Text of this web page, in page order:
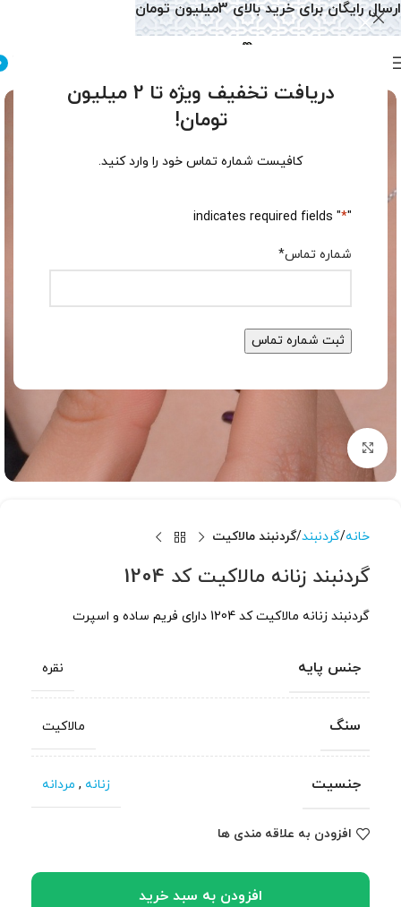
دریافت تخفیف ویژه تا 2 میلیون
تومان!
کافیست شماره تماس خود را وارد کنید.
"
*
" indicates required fields
شماره تماس*
برای بزرگنمایی کلیک کنید
خانه گردنبند گردنبند مالاکیت
گردنبند زنانه مالاکیت کد 1204
گردنبند زنانه مالاکیت کد 1204 دارای فریم ساده و اسپرت
جنس پایه نقره
سنگ مالاکیت
جنسیت زنانه , مردانه
افزودن به علاقه مندی ها
افزودن به سبد خرید
ارسال رایگان برای خرید بالای 3میلیون تومان